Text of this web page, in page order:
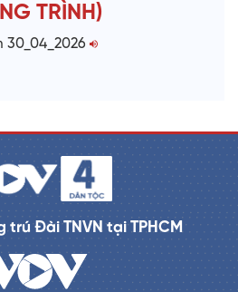
TRÌNH)
30_04_2026
trú Đài TNVN tại TPHCM